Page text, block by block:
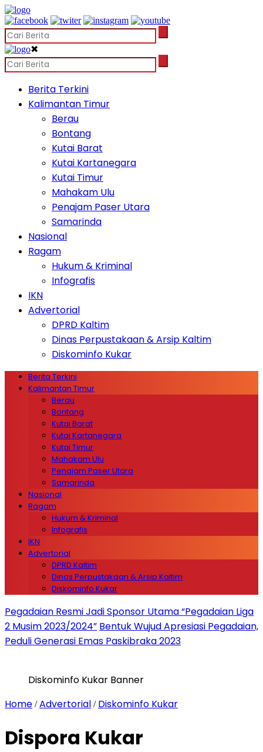
✖
Berita Terkini
Kalimantan Timur
Berau
Bontang
Kutai Barat
Kutai Kartanegara
Kutai Timur
Mahakam Ulu
Penajam Paser Utara
Samarinda
Nasional
Ragam
Hukum & Kriminal
Infografis
IKN
Advertorial
DPRD Kaltim
Dinas Perpustakaan & Arsip Kaltim
Diskominfo Kukar
Berita Terkini
Kalimantan Timur
Berau
Bontang
Kutai Barat
Kutai Kartanegara
Kutai Timur
Mahakam Ulu
Penajam Paser Utara
Samarinda
Nasional
Ragam
Hukum & Kriminal
Infografis
IKN
Advertorial
DPRD Kaltim
Dinas Perpustakaan & Arsip Kaltim
Diskominfo Kukar
Pegadaian Resmi Jadi Sponsor Utama “Pegadaian Liga
2 Musim 2023/2024” Bentuk Wujud Apresiasi Pegadaian,
Peduli Generasi Emas Paskibraka 2023
Diskominfo Kukar Banner
Home /Advertorial / Diskominfo Kukar
Dispora Kukar